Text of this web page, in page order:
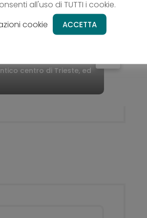
centro di Trieste, ed
all'uso di TUTTI i cookie.
cookie
ACCETTA